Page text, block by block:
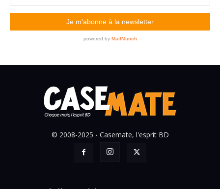
© 2008-2025 - Casemate, l'esprit BD